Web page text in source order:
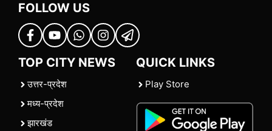
FOLLOW US
TOP CITY NEWS
उत्तर-प्रदेश
मध्य-प्रदेश
झारखंड
QUICK LINKS
Play Store